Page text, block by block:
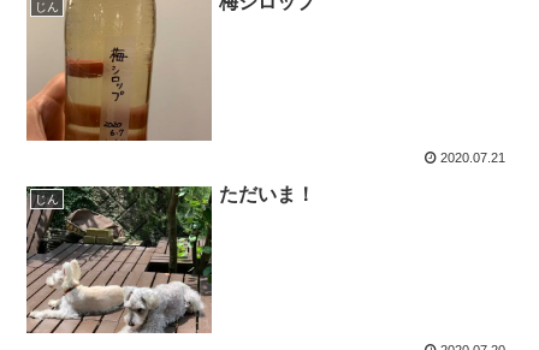
じん
2020.07.21
じん ただいま！